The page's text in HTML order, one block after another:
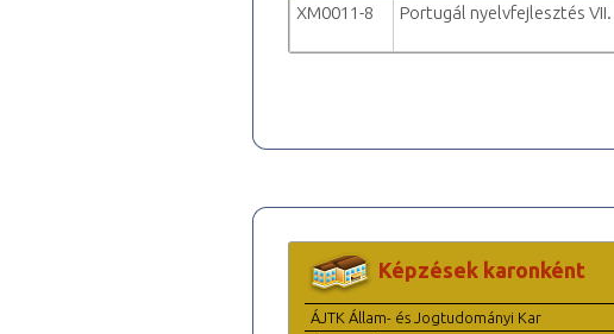
XM0011-8
Portugál nyelvfejlesztés VII.
Képzések karonként
ÁJTK Állam- és Jogtudományi Kar